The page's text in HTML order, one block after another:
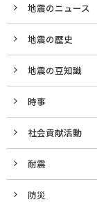
地震のニュース
地震の歴史
地震の豆知識
時事
社会貢献活動
耐震
防災